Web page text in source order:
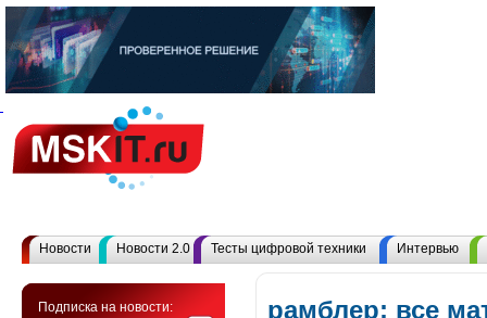
Новости Новости 2.0 Тесты цифровой техники Интервью
Подписка на новости:
рамблер: все